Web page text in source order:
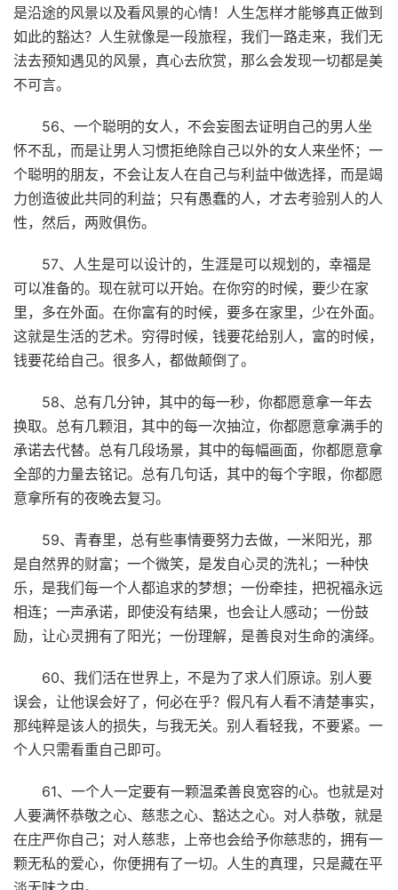
是沿途的风景以及看风景的心情！人生怎样才能够真正做到
如此的豁达？人生就像是一段旅程，我们一路走来，我们无
法去预知遇见的风景，真心去欣赏，那么会发现一切都是美
不可言。
56、一个聪明的女人，不会妄图去证明自己的男人坐
怀不乱，而是让男人习惯拒绝除自己以外的女人来坐怀；一
个聪明的朋友，不会让友人在自己与利益中做选择，而是竭
力创造彼此共同的利益；只有愚蠢的人，才去考验别人的人
性，然后，两败俱伤。
57、人生是可以设计的，生涯是可以规划的，幸福是
可以准备的。现在就可以开始。在你穷的时候，要少在家
里，多在外面。在你富有的时候，要多在家里，少在外面。
这就是生活的艺术。穷得时候，钱要花给别人，富的时候，
钱要花给自己。很多人，都做颠倒了。
58、总有几分钟，其中的每一秒，你都愿意拿一年去
换取。总有几颗泪，其中的每一次抽泣，你都愿意拿满手的
承诺去代替。总有几段场景，其中的每幅画面，你都愿意拿
全部的力量去铭记。总有几句话，其中的每个字眼，你都愿
意拿所有的夜晚去复习。
59、青春里，总有些事情要努力去做，一米阳光，那
是自然界的财富；一个微笑，是发自心灵的洗礼；一种快
乐，是我们每一个人都追求的梦想；一份牵挂，把祝福永远
相连；一声承诺，即使没有结果，也会让人感动；一份鼓
励，让心灵拥有了阳光；一份理解，是善良对生命的演绎。
60、我们活在世界上，不是为了求人们原谅。别人要
误会，让他误会好了，何必在乎？假凡有人看不清楚事实，
那纯粹是该人的损失，与我无关。别人看轻我，不要紧。一
个人只需看重自己即可。
61、一个人一定要有一颗温柔善良宽容的心。也就是对
人要满怀恭敬之心、慈悲之心、豁达之心。对人恭敬，就是
在庄严你自己；对人慈悲，上帝也会给予你慈悲的，拥有一
颗无私的爱心，你便拥有了一切。人生的真理，只是藏在平